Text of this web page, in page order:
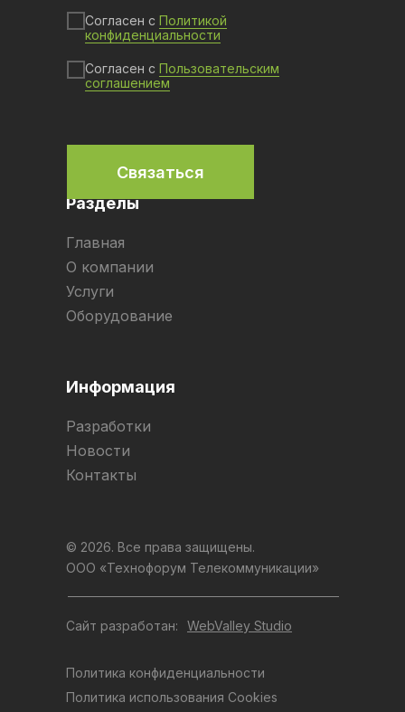
Разделы
Информация
Главная
О компании
Услуги
Оборудование
Разработки
Новости
Контакты
Политика использования Cookies
Политика конфиденциальности
© 2026. Все права защищены.
ООО «Технофорум Телекоммуникации»
Сайт разработан:
Согласен с Политикой
конфиденциальности
Согласен с Пользовательским
соглашением
Связаться
WebValley Studio